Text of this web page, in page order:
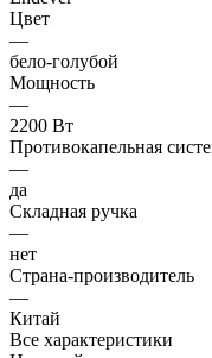
Цвет
—
бело-голубой
Мощность
—
2200 Вт
Противокапельная
—
да
Складная ручка
—
нет
Страна-производитель
—
Китай
Все характеристики